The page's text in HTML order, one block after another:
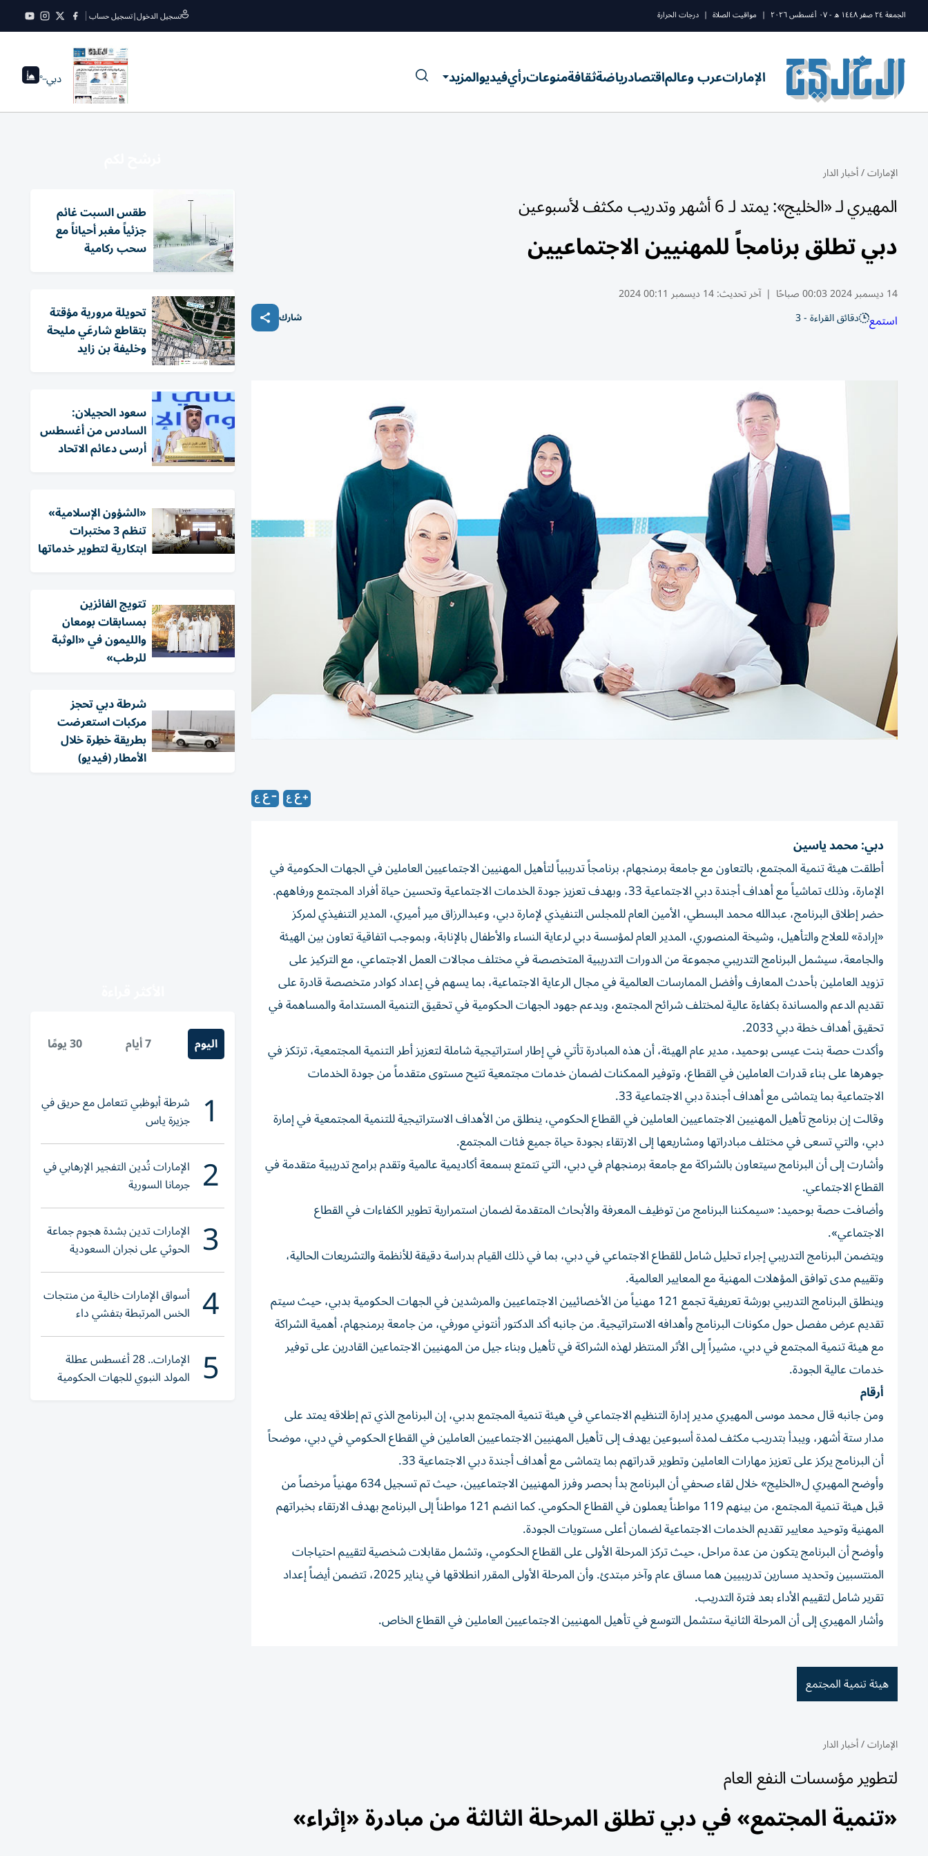
الجمعة ٢٤ صفر ١٤٤٨ ه - ٠٧ أغسطس ٢٠٢٦ | مواقيت الصلاة | درجات الحرارة تسجيل الدخول|تسجيل حساب
الإماراتعرب وعالماقتصادرياضةثقافةمنوعاترأيفيديوالمزيد دبي--°
الإمارات/أخبار الدار
المهيري لـ «الخليج»: يمتد لـ 6 أشهر وتدريب مكثف لأسبوعين
دبي تطلق برنامجاً للمهنيين الاجتماعيين
14 ديسمبر 2024 00:03 صباحًا | آخر تحديث:14 ديسمبر 00:11 2024
استمع دقائق القراءة - 3 شارك
دبي: محمد ياسين
أطلقت هيئة تنمية المجتمع، بالتعاون مع جامعة برمنجهام، برنامجاً تدريبياً لتأهيل المهنيين الاجتماعيين العاملين في الجهات الحكومية في
الإمارة، وذلك تماشياً مع أهداف أجندة دبي الاجتماعية 33، وبهدف تعزيز جودة الخدمات الاجتماعية وتحسين حياة أفراد المجتمع ورفاههم.
حضر إطلاق البرنامج، عبدالله محمد البسطي، الأمين العام للمجلس التنفيذي لإمارة دبي، وعبدالرزاق مير أميري، المدير التنفيذي لمركز
«إرادة» للعلاج والتأهيل، وشيخة المنصوري، المدير العام لمؤسسة دبي لرعاية النساء والأطفال بالإنابة، وبموجب اتفاقية تعاون بين الهيئة
والجامعة، سيشمل البرنامج التدريبي مجموعة من الدورات التدريبية المتخصصة في مختلف مجالات العمل الاجتماعي، مع التركيز على
تزويد العاملين بأحدث المعارف وأفضل الممارسات العالمية في مجال الرعاية الاجتماعية، بما يسهم في إعداد كوادر متخصصة قادرة على
تقديم الدعم والمساندة بكفاءة عالية لمختلف شرائح المجتمع، ويدعم جهود الجهات الحكومية في تحقيق التنمية المستدامة والمساهمة في
تحقيق أهداف خطة دبي 2033.
وأكدت حصة بنت عيسى بوحميد، مدير عام الهيئة، أن هذه المبادرة تأتي في إطار استراتيجية شاملة لتعزيز أطر التنمية المجتمعية، ترتكز في
جوهرها على بناء قدرات العاملين في القطاع، وتوفير الممكنات لضمان خدمات مجتمعية تتيح مستوى متقدماً من جودة الخدمات
الاجتماعية بما يتماشى مع أهداف أجندة دبي الاجتماعية 33.
وقالت إن برنامج تأهيل المهنيين الاجتماعيين العاملين في القطاع الحكومي، ينطلق من الأهداف الاستراتيجية للتنمية المجتمعية في إمارة
دبي، والتي تسعى في مختلف مبادراتها ومشاريعها إلى الارتقاء بجودة حياة جميع فئات المجتمع.
وأشارت إلى أن البرنامج سيتعاون بالشراكة مع جامعة برمنجهام في دبي، التي تتمتع بسمعة أكاديمية عالمية وتقدم برامج تدريبية متقدمة في
القطاع الاجتماعي.
وأضافت حصة بوحميد: «سيمكننا البرنامج من توظيف المعرفة والأبحاث المتقدمة لضمان استمرارية تطوير الكفاءات في القطاع
الاجتماعي».
ويتضمن البرنامج التدريبي إجراء تحليل شامل للقطاع الاجتماعي في دبي، بما في ذلك القيام بدراسة دقيقة للأنظمة والتشريعات الحالية،
وتقييم مدى توافق المؤهلات المهنية مع المعايير العالمية.
وينطلق البرنامج التدريبي بورشة تعريفية تجمع 121 مهنياً من الأخصائيين الاجتماعيين والمرشدين في الجهات الحكومية بدبي، حيث سيتم
تقديم عرض مفصل حول مكونات البرنامج وأهدافه الاستراتيجية. من جانبه أكد الدكتور أنتوني مورفي، من جامعة برمنجهام، أهمية الشراكة
مع هيئة تنمية المجتمع في دبي، مشيراً إلى الأثر المنتظر لهذه الشراكة في تأهيل وبناء جيل من المهنيين الاجتماعين القادرين على توفير
خدمات عالية الجودة.
أرقام
ومن جانبه قال محمد موسى المهيري مدير إدارة التنظيم الاجتماعي في هيئة تنمية المجتمع بدبي، إن البرنامج الذي تم إطلاقه يمتد على
مدار ستة أشهر، ويبدأ بتدريب مكثف لمدة أسبوعين يهدف إلى تأهيل المهنيين الاجتماعيين العاملين في القطاع الحكومي في دبي، موضحاً
أن البرنامج يركز على تعزيز مهارات العاملين وتطوير قدراتهم بما يتماشى مع أهداف أجندة دبي الاجتماعية 33.
وأوضح المهيري ل«الخليج» خلال لقاء صحفي أن البرنامج بدأ بحصر وفرز المهنيين الاجتماعيين، حيث تم تسجيل 634 مهنياً مرخصاً من
قبل هيئة تنمية المجتمع، من بينهم 119 مواطناً يعملون في القطاع الحكومي. كما انضم 121 مواطناً إلى البرنامج بهدف الارتقاء بخبراتهم
المهنية وتوحيد معايير تقديم الخدمات الاجتماعية لضمان أعلى مستويات الجودة.
وأوضح أن البرنامج يتكون من عدة مراحل، حيث تركز المرحلة الأولى على القطاع الحكومي، وتشمل مقابلات شخصية لتقييم احتياجات
المنتسبين وتحديد مسارين تدريبيين هما مساق عام وآخر مبتدئ. وأن المرحلة الأولى المقرر انطلاقها في يناير 2025، تتضمن أيضاً إعداد
تقرير شامل لتقييم الأداء بعد فترة التدريب.
وأشار المهيري إلى أن المرحلة الثانية ستشمل التوسع في تأهيل المهنيين الاجتماعيين العاملين في القطاع الخاص.
هيئة تنمية المجتمع
الإمارات/أخبار الدار
لتطوير مؤسسات النفع العام
«تنمية المجتمع» في دبي تطلق المرحلة الثالثة من مبادرة «إثراء»
طقس السبت غائم
جزئياً مغبر أحياناً مع
سحب ركامية
تحويلة مرورية مؤقتة
بتقاطع شارعَي مليحة
وخليفة بن زايد
سعود الحجيلان:
السادس من أغسطس
أرسى دعائم الاتحاد
«الشؤون الإسلامية»
تنظم 3 مختبرات
ابتكارية لتطوير خدماتها
تتويج الفائزين
بمسابقات بومعان
والليمون في «الوثبة
للرطب»
شرطة دبي تحجز
مركبات استعرضت
بطريقة خطِرة خلال
الأمطار (فيديو)
اليوم 7 أيام 30 يومًا
1 شرطة أبوظبي تتعامل مع حريق في
جزيرة ياس
2 الإمارات تُدين التفجير الإرهابي في
جرمانا السورية
3 الإمارات تدين بشدة هجوم جماعة
الحوثي على نجران السعودية
4 أسواق الإمارات خالية من منتجات
الخس المرتبطة بتفشي داء
السيكلوسبورا
5 الإمارات.. 28 أغسطس عطلة
المولد النبوي للجهات الحكومية